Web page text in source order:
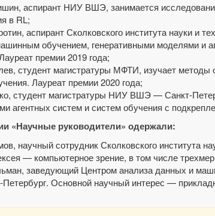
аспирант НИУ ВШЭ, занимается
в RL;
аспирант Сколковского института науки и
обучением, генеративными моделями и
премии 2019 года;
студент магистратуры МФТИ, изучает методы
Лауреат премии 2020 года;
студент магистратуры НИУ ВШЭ — Санкт-
агентных систем и систем обучения с
«Научные руководители» одержали:
научный сотрудник Сколковского института
— компьютерное зрение, в том числе
заведующий Центром анализа данных и
Основной научный интерес —